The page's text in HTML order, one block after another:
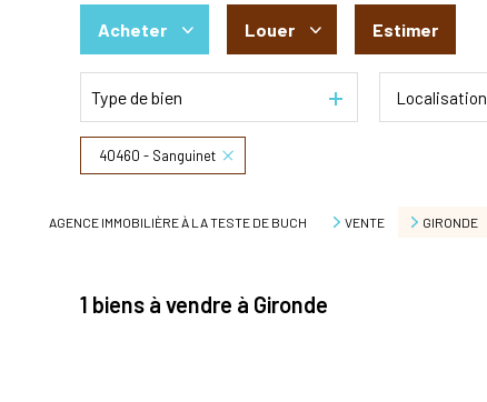
Acheter
De l'ancien
De l'immo pro
Louer
à l'année
Estimer
Type de bien Localisation
40460 - Sanguinet
AGENCE IMMOBILIÈRE À LA TESTE DE BUCH VENTE GIRONDE
1 biens à vendre à Gironde